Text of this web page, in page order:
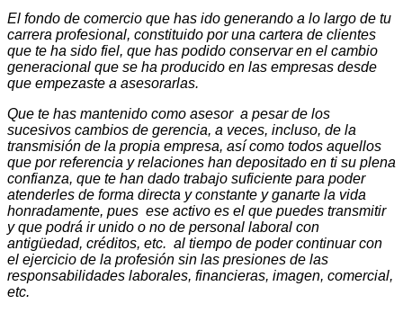
El fondo de comercio que has ido generando a lo largo de tu
carrera profesional, constituido por una cartera de clientes
que te ha sido fiel, que has podido conservar en el cambio
generacional que se ha producido en las empresas desde
que empezaste a asesorarlas.
Que te has mantenido como asesor a pesar de los
sucesivos cambios de gerencia, a veces, incluso, de la
transmisión de la propia empresa, así como todos aquellos
que por referencia y relaciones han depositado en ti su plena
confianza, que te han dado trabajo suficiente para poder
atenderles de forma directa y constante y ganarte la vida
honradamente, pues ese activo es el que puedes transmitir
y que podrá ir unido o no de personal laboral con
antigüedad, créditos, etc. al tiempo de poder continuar con
el ejercicio de la profesión sin las presiones de las
responsabilidades laborales, financieras, imagen, comercial,
etc.